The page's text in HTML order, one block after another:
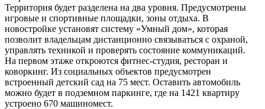
Территория будет разделена на два уровня. Предусмотрены
игровые и спортивные площадки, зоны отдыха. В
новостройке установят систему «Умный дом», которая
позволит владельцам дистанционно связываться с охраной,
управлять техникой и проверять состояние коммуникаций.
На первом этаже откроются фитнес-студия, ресторан и
коворкинг. Из социальных объектов предусмотрен
встроенный детский сад на 75 мест. Оставить автомобиль
можно будет в подземном паркинге, где на 1421 квартиру
устроено 670 машиномест.